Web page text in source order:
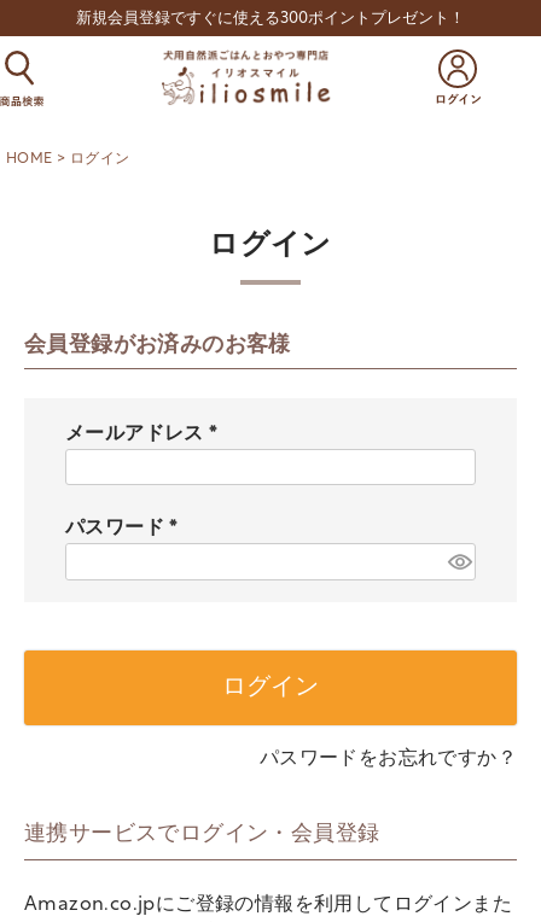
新規会員登録ですぐに使える300ポイントプレゼント！
HOME ログイン
ログイン
会員登録がお済みのお客様
メールアドレス
パスワード
)
ログイン
パスワードをお忘れですか？
連携サービスでログイン・会員登録
Amazon.co.jpにご登録の情報を利用してログインまた